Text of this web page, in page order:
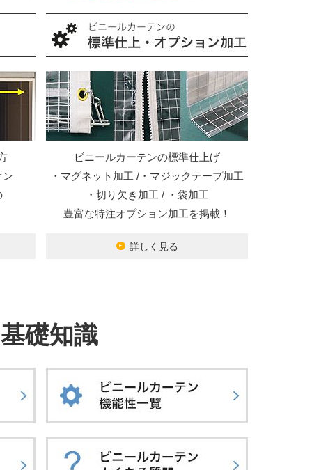
ン
ビニールカーテンの標準仕上げ
・マグネット加工 /・マジックテープ加工
・切り欠き加工 / ・袋加工
豊富な特注オプション加工を掲載！
詳しく見る
基礎知識